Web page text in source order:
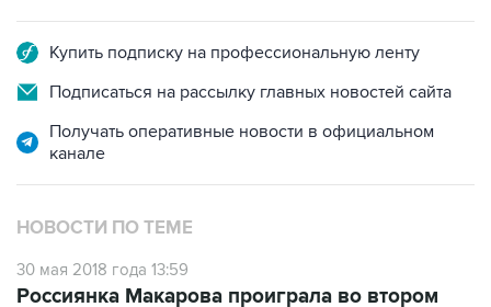
Купить подписку на профессиональную ленту
Подписаться на рассылку главных новостей сайта
Получать оперативные новости в официальном
канале
НОВОСТИ ПО ТЕМЕ
30 мая 2018 года 13:59
Россиянка Макарова проиграла во втором